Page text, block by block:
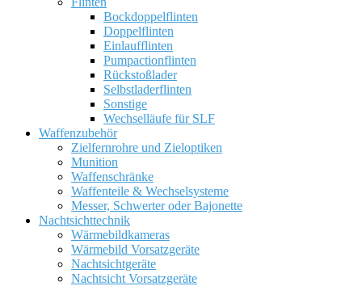
Bockdoppelflinten
Doppelflinten
Einlaufflinten
Pumpactionflinten
Rückstoßlader
Selbstladerflinten
Sonstige
Wechselläufe für SLF
Waffenzubehör
Zielfernrohre und Zieloptiken
Munition
Waffenschränke
Waffenteile & Wechselsysteme
Messer, Schwerter oder Bajonette
Nachtsichttechnik
Wärmebildkameras
Wärmebild Vorsatzgeräte
Nachtsichtgeräte
Nachtsicht Vorsatzgeräte